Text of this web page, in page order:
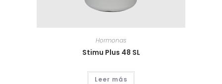
Hormonas
Stimu Plus 48 SL
Leer más